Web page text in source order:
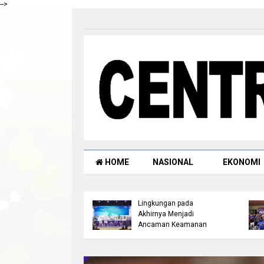
-->
HOME NASIONAL EKONOMI
Lahan di Blok O:40, 41, 42
Rohul Tangkap Pengedar
Sabu di Ujung Batu, Sita
Barang Bukti 3,89 Gram